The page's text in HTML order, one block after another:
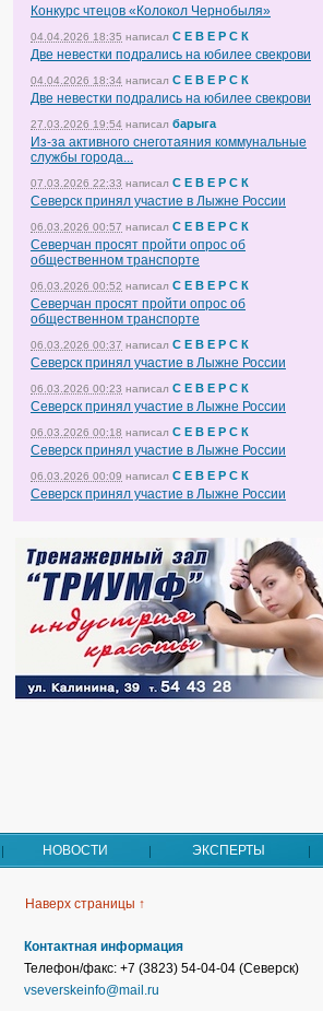
Конкурс чтецов «Колокол Чернобыля»
04.04.2026 18:35 написал С Е В Е Р С К
Две невестки подрались на юбилее свекрови
04.04.2026 18:34 написал С Е В Е Р С К
Две невестки подрались на юбилее свекрови
27.03.2026 19:54 написал барыга
Из-за активного снеготаяния коммунальные
службы города...
07.03.2026 22:33 написал С Е В Е Р С К
Северск принял участие в Лыжне России
06.03.2026 00:57 написал С Е В Е Р С К
Северчан просят пройти опрос об
общественном транспорте
06.03.2026 00:52 написал С Е В Е Р С К
Северчан просят пройти опрос об
общественном транспорте
06.03.2026 00:37 написал С Е В Е Р С К
Северск принял участие в Лыжне России
06.03.2026 00:23 написал С Е В Е Р С К
Северск принял участие в Лыжне России
06.03.2026 00:18 написал С Е В Е Р С К
Северск принял участие в Лыжне России
06.03.2026 00:09 написал С Е В Е Р С К
Северск принял участие в Лыжне России
НОВОСТИ ЭКСПЕРТЫ
Наверх страницы ↑
Контактная информация
Телефон/факс: +7 (3823) 54-04-04 (Северск)
vseverskeinfo@mail.ru